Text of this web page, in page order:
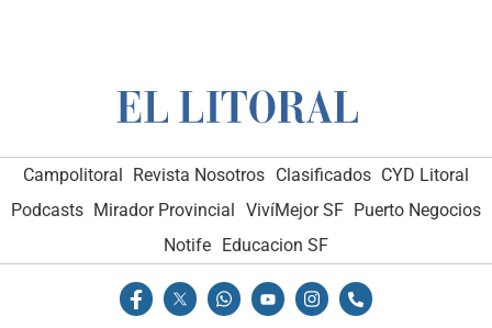
Campolitoral Revista Nosotros Clasificados CYD Litoral
Podcasts Mirador Provincial VivíMejor SF Puerto Negocios
Notife
Educacion SF